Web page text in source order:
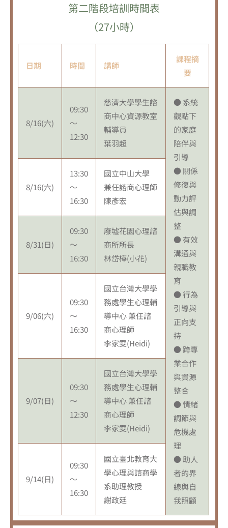
第二階段培訓時間表
（27小時）
日期 時間 講師
課程摘
要
8/16(六)
09:30
～
12:30
慈濟大學學生諮
商中心資源教室
輔導員
葉羽超
● 系統
觀點下
的家庭
陪伴與
引導
● 關係
修復與
動力評
估與調
整
● 有效
溝通與
親職教
育
● 行為
引導與
正向支
持
● 跨專
業合作
與資源
整合
● 情緒
調節與
危機處
理
● 助人
者的界
線與自
我照顧
8/16(六)
13:30
～
16:30
國立中山大學
兼任諮商心理師
陳彥宏
8/31(日)
09:30
～
16:30
廢墟花園心理諮
商所所長
林岱樺(小花)
9/06(六)
09:30
～
16:30
國立台灣大學學
務處學生心理輔
導中心 兼任諮
商心理師
李家雯(Heidi)
9/07(日)
09:30
～
12:30
國立台灣大學學
務處學生心理輔
導中心 兼任諮
商心理師
李家雯(Heidi)
9/14(日)
09:30
～
16:30
國立臺北教育大
學心理與諮商學
系助理教授
謝政廷